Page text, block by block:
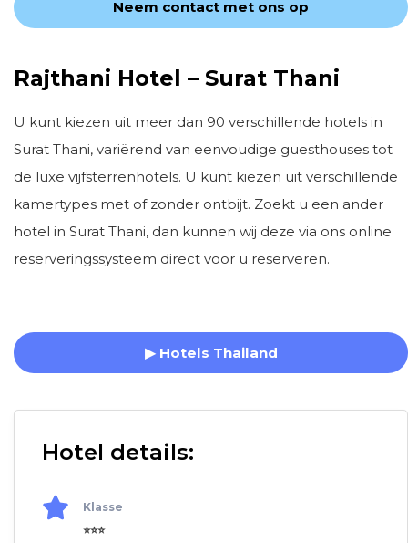
Neem contact met ons op
Rajthani Hotel – Surat Thani
U kunt kiezen uit meer dan 90 verschillende hotels in
Surat Thani, variërend van eenvoudige guesthouses tot
de luxe vijfsterrenhotels. U kunt kiezen uit verschillende
kamertypes met of zonder ontbijt. Zoekt u een ander
hotel in Surat Thani, dan kunnen wij deze via ons online
reserveringssysteem direct voor u reserveren.
▶ Hotels Thailand
Hotel details:
Klasse
⭐⭐⭐